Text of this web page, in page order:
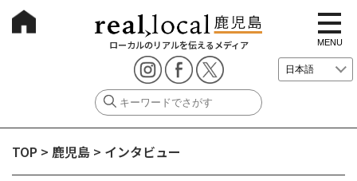
ローカルのリアルを伝えるメディア
t
o
g
g
e
i
i
MENU
TOP > 鹿児島 > インタビュー